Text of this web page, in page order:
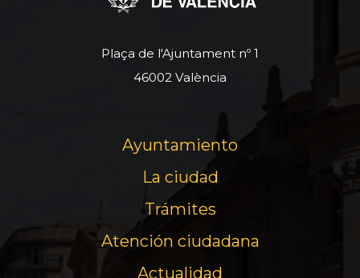
Plaça de l'Ajuntament nº 1
46002 València
Ayuntamiento
La ciudad
Trámites
Atención ciudadana
Actualidad